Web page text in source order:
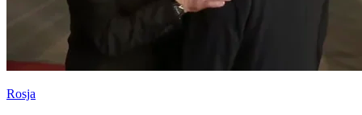
Rosja